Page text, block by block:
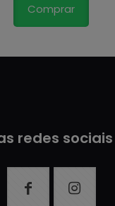
Comprar
redes sociais